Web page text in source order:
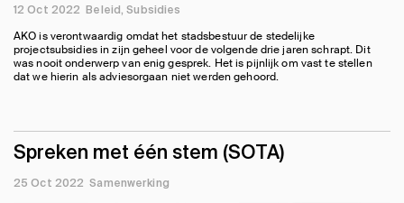
12 Oct 2022 Beleid Subsidies
AKO is verontwaardig omdat het stadsbestuur de stedelijke
projectsubsidies in zijn geheel voor de volgende drie jaren schrapt. Dit
was nooit onderwerp van enig gesprek. Het is pijnlijk om vast te stellen
dat we hierin als adviesorgaan niet werden gehoord.
Spreken met één stem (SOTA)
25 Oct 2022 Samenwerking